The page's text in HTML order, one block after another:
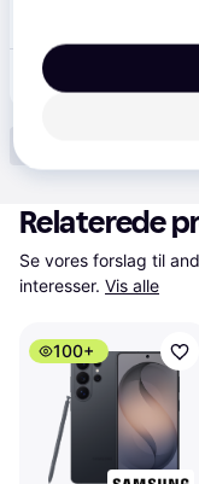
Relaterede
Se vores forslag til
interesser. Vis alle
100+